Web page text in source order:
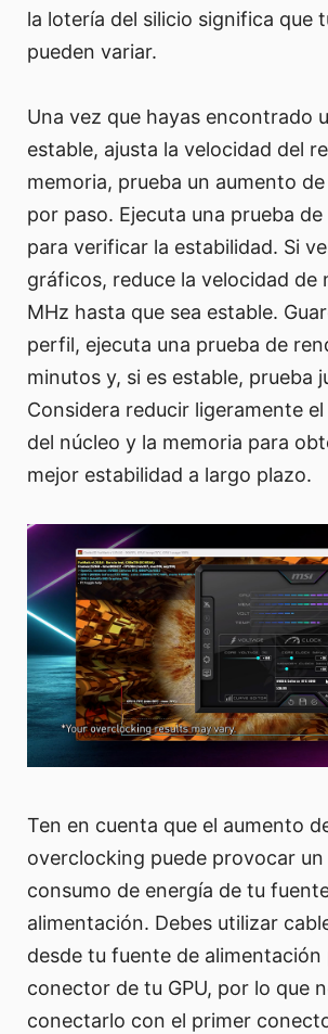
la lotería del silicio significa que
pueden variar.
Una vez que hayas encontrado
estable, ajusta la velocidad del
memoria, prueba un aumento
por paso. Ejecuta una prueba
para verificar la estabilidad. Si
gráficos, reduce la velocidad de
MHz hasta que sea estable.
perfil, ejecuta una prueba de
minutos y, si es estable, prueba
Considera reducir ligeramente
del núcleo y la memoria para
mejor estabilidad a largo plazo.
Ten en cuenta que el aumento
overclocking puede provocar
consumo de energía de tu
alimentación. Debes utilizar
desde tu fuente de alimentación
conector de tu GPU, por lo que
conectarlo con el primer